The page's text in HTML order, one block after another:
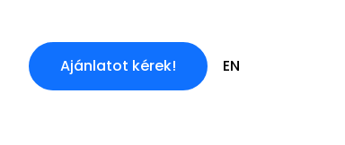
Ajánlatot kérek! EN